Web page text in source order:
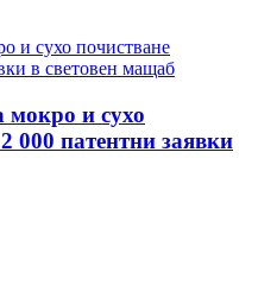
мокро и сухо
000 патентни заявки